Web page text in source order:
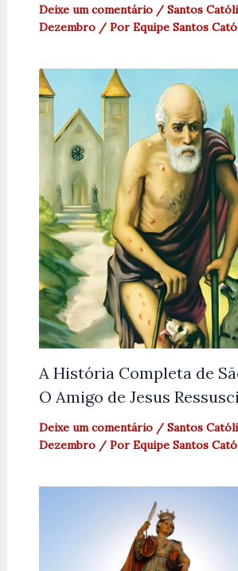
Deixe um comentário / Santos
Dezembro/ Por Equipe Santos
A História Completa de
O Amigo de Jesus
Deixe um comentário / Santos
Dezembro/ Por Equipe Santos